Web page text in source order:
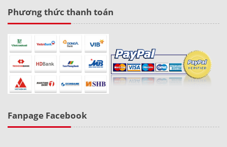
Phương thức thanh toán
Fanpage Facebook